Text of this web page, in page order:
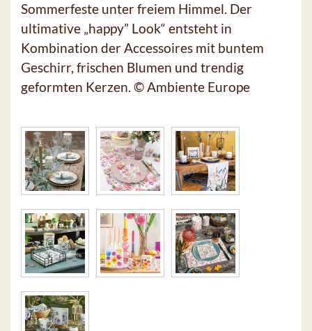
Sommerfeste unter freiem Himmel. Der
ultimative „happy” Look“ entsteht in
Kombination der Accessoires mit buntem
Geschirr, frischen Blumen und trendig
geformten Kerzen. © Ambiente Europe